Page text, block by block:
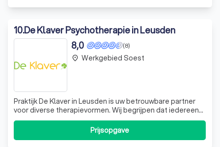
10.De Klaver Psychotherapie in Leusden
(8)
8,0
Praktijk De Klaver in Leusden is uw betrouwbare partner
voor diverse therapievormen. Wij begrijpen dat iedereen
wel eens het gevoel heeft dat het niet lekker gaat.
Daarom staan wij klaar om u te ondersteunen, of het nu
gaat om rouw- en verliesverwerking of relatietherapie.
Prijsopgave
place Werkgebied Soest